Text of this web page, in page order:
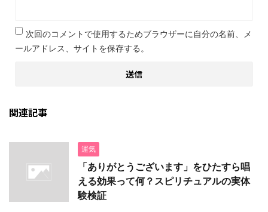
次回のコメントで使用するためブラウザーに自分の名前、メ
ールアドレス、サイトを保存する。
関連記事
運気
「ありがとうございます」をひたすら唱
える効果って何？スピリチュアルの実体
験検証